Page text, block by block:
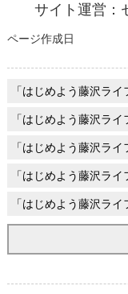
サイト運営：
ページ作成日
「はじめよう藤沢ライ
「はじめよう藤沢ライ
「はじめよう藤沢ライ
「はじめよう藤沢ライ
「はじめよう藤沢ライ